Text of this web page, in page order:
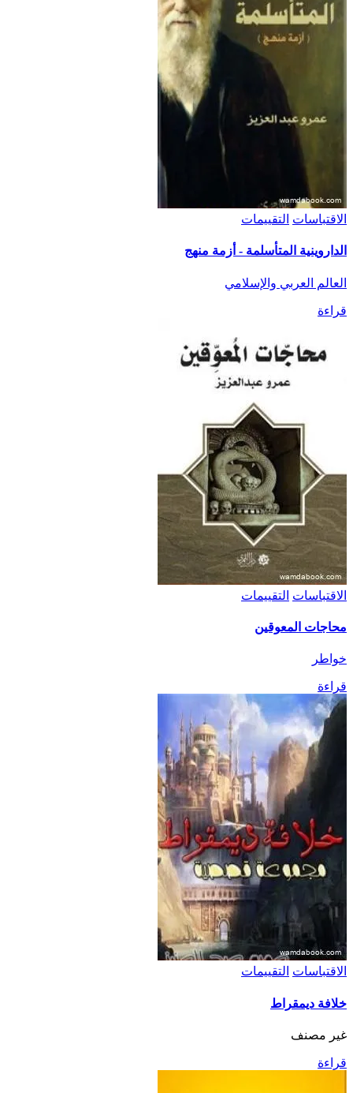
الاقتباسات التقييمات
الداروينية المتأسلمة - أزمة منهج
العالم العربي والإسلامي
قراءة
الاقتباسات التقييمات
محاجات المعوقين
خواطر
قراءة
الاقتباسات التقييمات
خلافة ديمقراط
غير مصنف
قراءة